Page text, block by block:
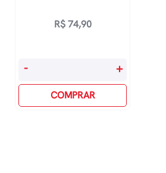
R$74,90
O
Ele
- +
COMPRAR